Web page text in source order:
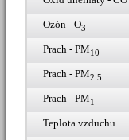
Ozón - O3
Prach - PM10
Prach - PM2.5
Prach - PM1
Teplota vzduchu